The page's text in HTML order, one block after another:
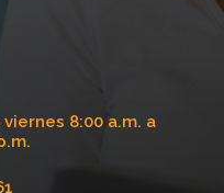
8:00 a.m. a